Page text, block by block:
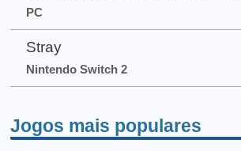
PC
Stray
Nintendo Switch 2
Jogos mais populares